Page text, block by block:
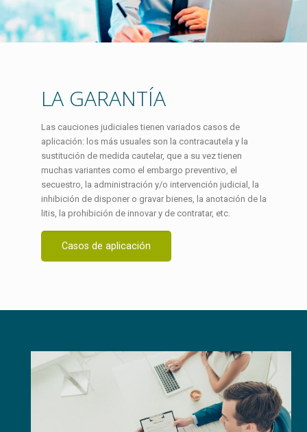
LA GARANTÍA
Las cauciones judiciales tienen variados casos de
aplicación: los más usuales son la contracautela y la
sustitución de medida cautelar, que a su vez tienen
muchas variantes como el embargo preventivo, el
secuestro, la administración y/o intervención judicial, la
inhibición de disponer o gravar bienes, la anotación de la
litis, la prohibición de innovar y de contratar, etc.
Casos de aplicación